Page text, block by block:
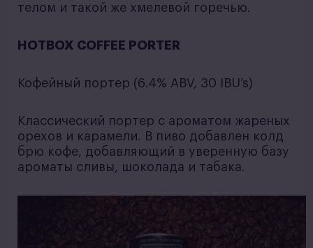
телом и такой же хмелевой горечью.
HOTBOX COFFEE PORTER
Кофейный портер (6.4% ABV, 30 IBU’s)
Классический портер c ароматом жареных
орехов и карамели. В пиво добавлен колд
брю кофе, добавляющий в уверенную базу
ароматы сливы, шоколада и табака.